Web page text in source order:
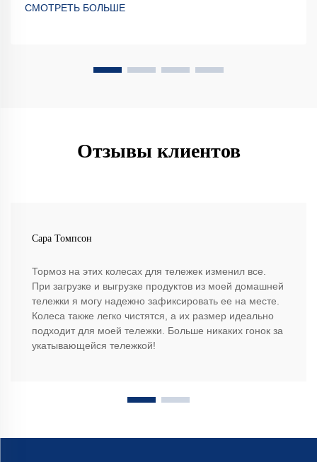
СМОТРЕТЬ БОЛЬШЕ
Отзывы клиентов
Сара Томпсон
Тормоз на этих колесах для тележек изменил все.
При загрузке и выгрузке продуктов из моей домашней
тележки я могу надежно зафиксировать ее на месте.
Колеса также легко чистятся, а их размер идеально
подходит для моей тележки. Больше никаких гонок за
укатывающейся тележкой!